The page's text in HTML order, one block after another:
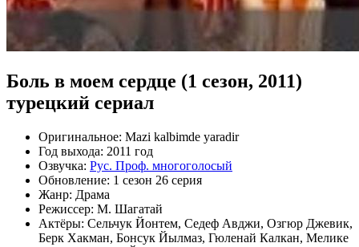
Боль в моем сердце (1 сезон, 2011)
турецкий сериал
Оригинальное: Mazi kalbimde yaradir
Год выхода: 2011 год
Озвучка: Рус. Проф. многоголосый
Обновление: 1 сезон 26 серия
Жанр: Драма
Режиссер: М. Шагатай
Актёры: Сельчук Йонтем, Седеф Авджи, Озгюр Джевик,
Берк Хакман, Бонсук Йылмаз, Гюленай Калкан, Мелике